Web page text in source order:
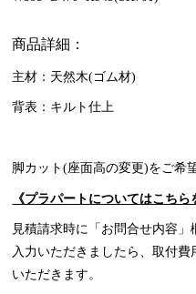
商品詳細：
主材：天然木(ゴム材)
背表：キルト仕上
脚カット(座面高の変更)をご希
《プラパートについてはこちら
見積請求時に「お問合せ内容
入力いただきましたら、取付
いただきます。